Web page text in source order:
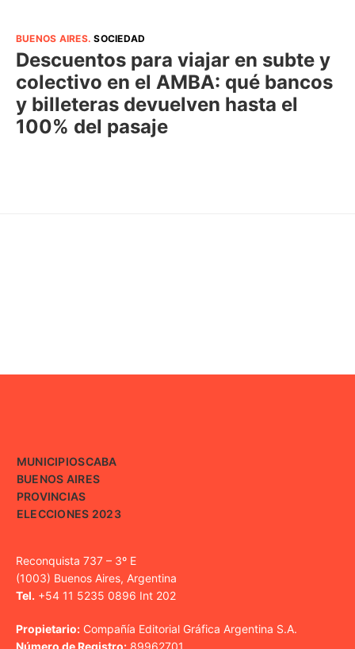
BUENOS AIRES.SOCIEDAD
Descuentos para viajar en subte y
colectivo en el AMBA: qué bancos
y billeteras devuelven hasta el
100% del pasaje
MUNICIPIOSCABA
BUENOS AIRES
PROVINCIAS
ELECCIONES 2023
Reconquista 737 – 3º E
(1003) Buenos Aires, Argentina
Tel. +54 11 5235 0896 Int 202
Propietario: Compañía Editorial Gráfica Argentina S.A.